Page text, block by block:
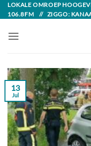
Skip
to
content
LOKALE OMROEP
106.8FM // ZIGGO:
13
Jul